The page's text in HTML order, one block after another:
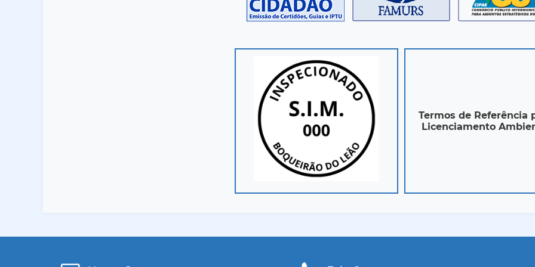
Termos de Referência
Licenciamento